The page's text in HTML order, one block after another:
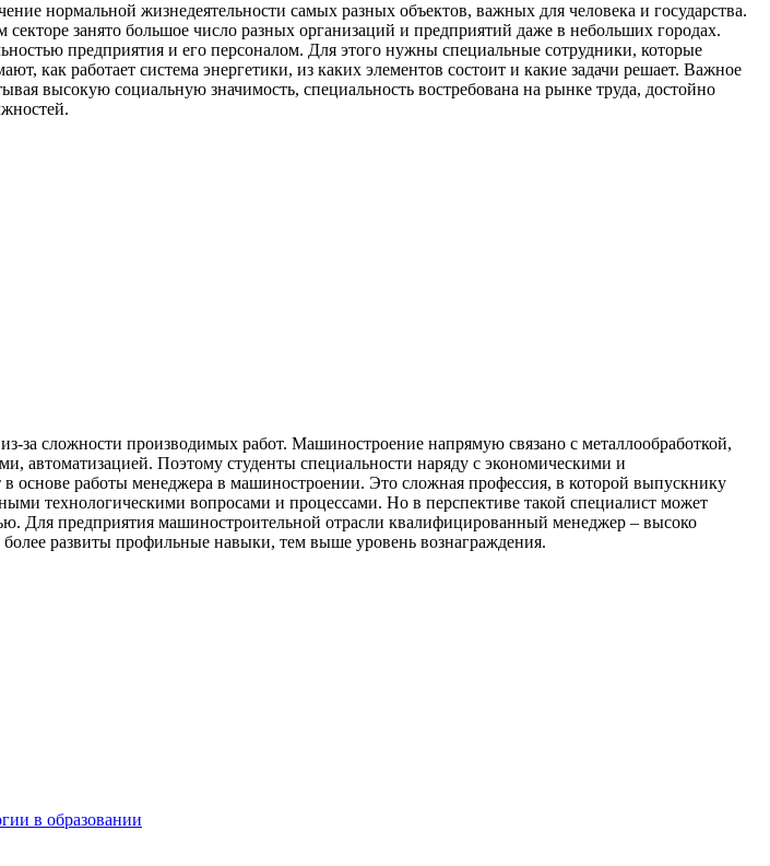
нормальной жизнедеятельности самых разных объектов, важных для человека и государства.
занято большое число разных организаций и предприятий даже в небольших городах.
предприятия и его персоналом. Для этого нужны специальные сотрудники, которые
как работает система энергетики, из каких элементов состоит и какие задачи решает. Важное
высокую социальную значимость, специальность востребована на рынке труда, достойно
за сложности производимых работ. Машиностроение напрямую связано с металлообработкой,
автоматизацией. Поэтому студенты специальности наряду с экономическими и
основе работы менеджера в машиностроении. Это сложная профессия, в которой выпускнику
технологическими вопросами и процессами. Но в перспективе такой специалист может
Для предприятия машиностроительной отрасли квалифицированный менеджер – высоко
развиты профильные навыки, тем выше уровень вознаграждения.
в образовании